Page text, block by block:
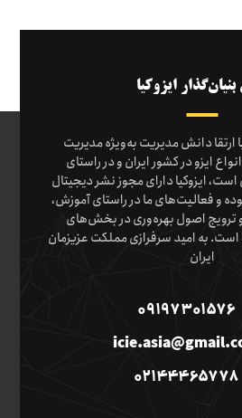
ایزوکیا
دانش مدیریت به‌ویژه مدیریت
ایزو در کشور ایران و در راستای
ایزوکیا دارای مجوز نشر دیجیتال
و فعالیت‌های ما در راستای آموزش،
ترویج اصول بهره‌وری در بخش‌های
به امید سرفرازی مملکت عزیزمان
ایران
09197301576
02144465778